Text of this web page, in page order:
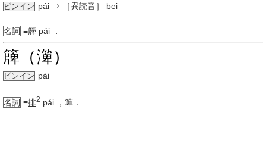
ピンイン pái ⇒ ［異読音］ bēi
名詞 ≡簰 pái ．
簰（㵺）
ピンイン pái
名詞 ≡排2 pái ，箄．